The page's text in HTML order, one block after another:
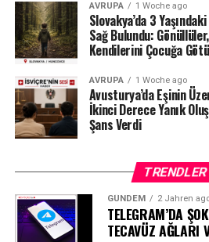
AVRUPA 1 Woche ago
Slovakya’da 3
Sağ Bulundu:
Kendilerini Çocuğa
AVRUPA 1 Woche ago
Avusturya’da Eşinin
İkinci Derece Yanık
Şans Verdi
TRENDLER
GÜNDEM 2 Jahren
TELEGRAM’DA
TECAVÜZ AĞLARI